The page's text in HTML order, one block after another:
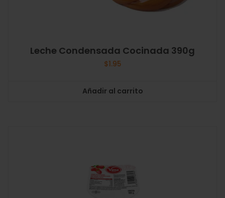
Leche Condensada Cocinada 390g
$1.95
Añadir al carrito